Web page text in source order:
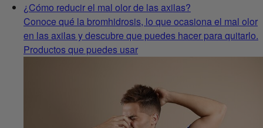
¿Cómo reducir el mal olor de las axilas?
Conoce qué la bromhidrosis, lo que ocasiona el mal olor
en las axilas y descubre que puedes hacer para quitarlo.
Productos que puedes usar